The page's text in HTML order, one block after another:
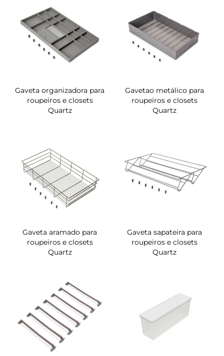
Gaveta organizadora para
roupeiros e closets
Quartz
Gavetao metálico para
roupeiros e closets
Quartz
Gaveta aramado para
roupeiros e closets
Quartz
Gaveta sapateira para
roupeiros e closets
Quartz